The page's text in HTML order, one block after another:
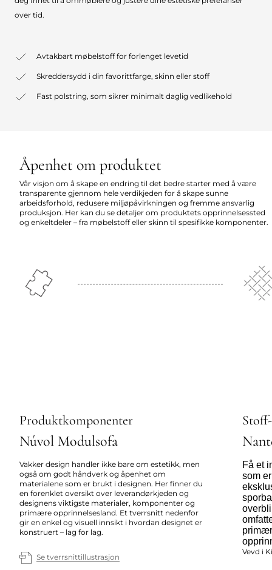
over tid.
Avtakbart møbelstoff for forlenget levetid
Skreddersydd i din favorittfarge, skinn eller stoff
Fast polstring, som sikrer minimalt daglig vedlikehold
Åpenhet om produktet
Vår visjon om å skape en endring til det bedre starter med å være
transparente gjennom hele verdikjeden for å skape sunne
arbeidsforhold, redusere miljøpåvirkningen og fremme ansvarlig
produksjon. Her kan du se detaljer om produktets opprinnelsessted
og enkeltdeler – fra møbelstoff eller skinn til spesifikke komponenter.
Produktkomponenter
Núvol Modulsofa
Vakker design handler ikke bare om estetikk, men
også om godt håndverk og åpenhet om
materialene som er brukt i designen. Her finner du
en forenklet oversikt over leverandørkjeden og
designens viktigste materialer, komponenter og
primære opprinnelsesland. Et tverrsnitt nedenfor
gir en enkel og visuell innsikt i hvordan designet er
konstruert – lag for lag.
Se tverrsnittillustrasjon
Få et
som
Vevd i